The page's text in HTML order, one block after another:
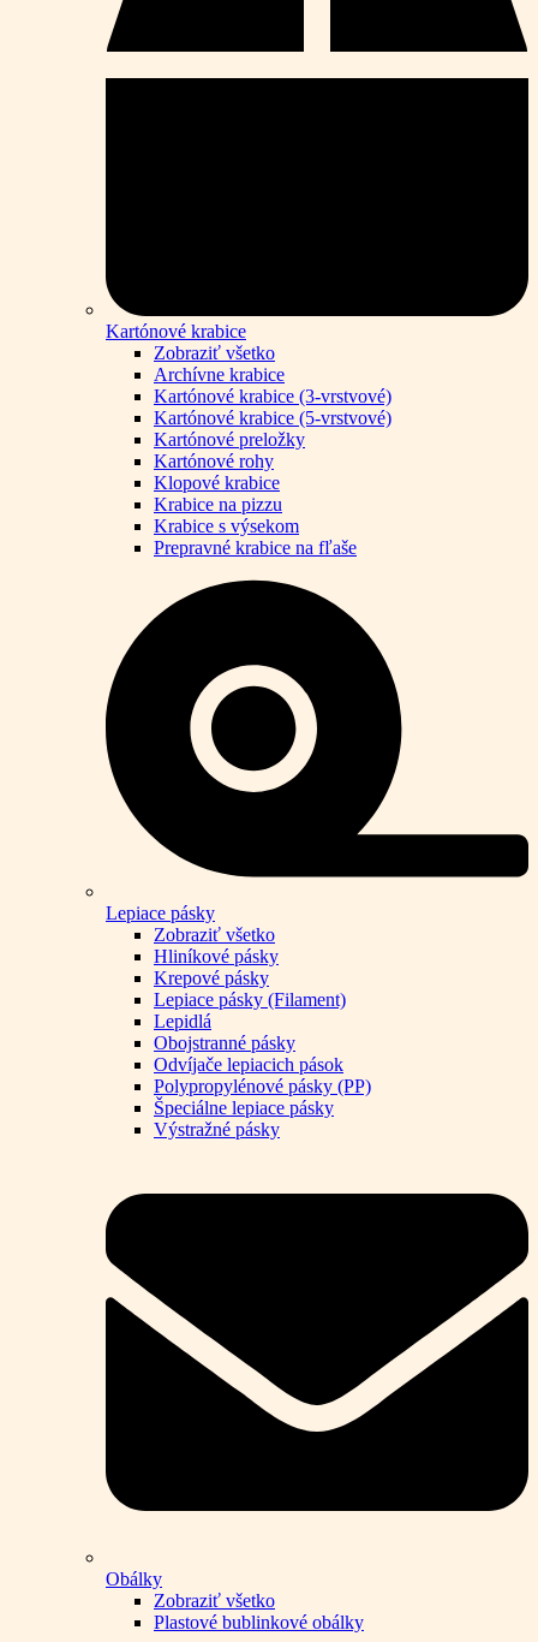
Kartónové krabice
Zobraziť všetko
Archívne krabice
Kartónové krabice (3-vrstvové)
Kartónové krabice (5-vrstvové)
Kartónové preložky
Kartónové rohy
Klopové krabice
Krabice na pizzu
Krabice s výsekom
Prepravné krabice na fľaše
Lepiace pásky
Zobraziť všetko
Hliníkové pásky
Krepové pásky
Lepiace pásky (Filament)
Lepidlá
Obojstranné pásky
Odvíjače lepiacich pások
Polypropylénové pásky (PP)
Špeciálne lepiace pásky
Výstražné pásky
Obálky
Zobraziť všetko
Plastové bublinkové obálky